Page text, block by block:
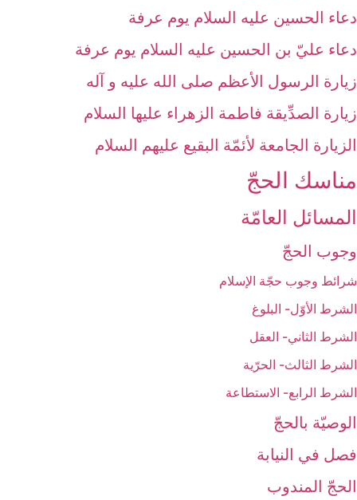
دعاء الحسين عليه السلام يوم عرفة
دعاء عليّ بن الحسين عليه السلام يوم عرفة
زيارة الرسول الأعظم صلى الله عليه و آله‏
زيارة الصدِّيقة فاطمة الزهراء عليها السلام‏
الزيارة الجامعة لأئمّة البقيع عليهم السلام‏
مناسك الحجّ‏
المسائل العامّة
وجوب الحجّ‏
شرائط وجوب حجّة الإسلام‏
الشرط الأوّل- البلوغ
الشرط الثاني- العقل
الشرط الثالث- الحرّية
الشرط الرابع- الاستطاعة
الوصيّة بالحجّ‏
فصل في النيابة
الحجّ المندوب‏